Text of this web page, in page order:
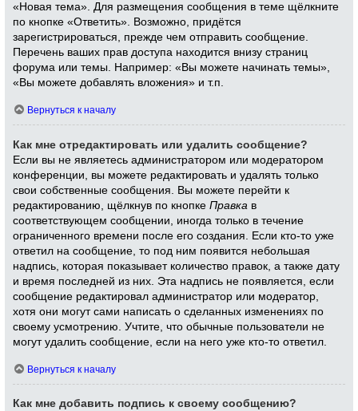
«Новая тема». Для размещения сообщения в теме щёлкните
по кнопке «Ответить». Возможно, придётся
зарегистрироваться, прежде чем отправить сообщение.
Перечень ваших прав доступа находится внизу страниц
форума или темы. Например: «Вы можете начинать темы»,
«Вы можете добавлять вложения» и т.п.
Вернуться к началу
Как мне отредактировать или удалить сообщение?
Если вы не являетесь администратором или модератором
конференции, вы можете редактировать и удалять только
свои собственные сообщения. Вы можете перейти к
редактированию, щёлкнув по кнопкеПравка в
соответствующем сообщении, иногда только в течение
ограниченного времени после его создания. Если кто-то уже
ответил на сообщение, то под ним появится небольшая
надпись, которая показывает количество правок, а также дату
и время последней из них. Эта надпись не появляется, если
сообщение редактировал администратор или модератор,
хотя они могут сами написать о сделанных изменениях по
своему усмотрению. Учтите, что обычные пользователи не
могут удалить сообщение, если на него уже кто-то ответил.
Вернуться к началу
Как мне добавить подпись к своему сообщению?